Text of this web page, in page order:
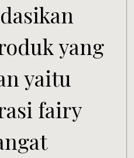
yang
yaitu
fairy